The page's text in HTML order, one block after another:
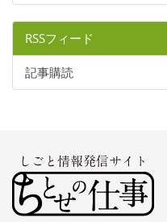
RSSフィード
記事購読